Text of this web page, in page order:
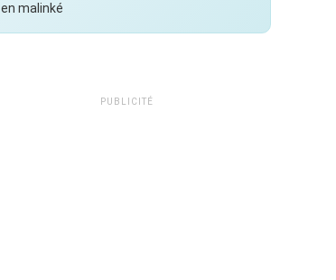
en malinké
PUBLICITÉ